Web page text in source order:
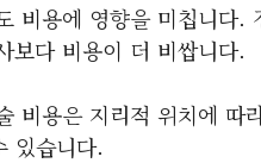
비용에 영향을 미칩니다.
보다 비용이 더 비쌉니다.
비용은 지리적 위치에
있습니다.